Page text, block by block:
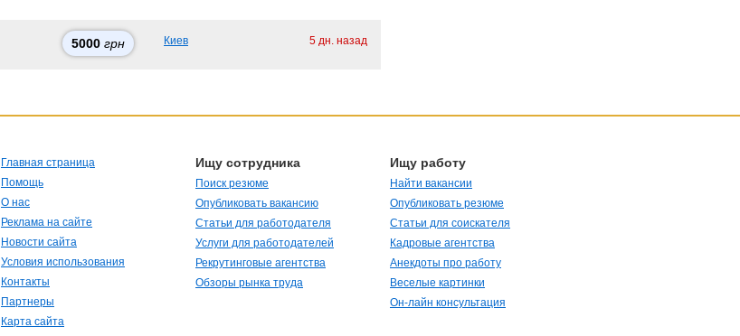
5000 грн Киев 5 дн. назад
Главная страница
Помощь
О нас
Реклама на сайте
Новости сайта
Условия использования
Контакты
Партнеры
Карта сайта
Ищу сотрудника
Поиск резюме
Опубликовать вакансию
Статьи для работодателя
Услуги для работодателей
Рекрутинговые агентства
Обзоры рынка труда
Ищу работу
Найти вакансии
Опубликовать резюме
Статьи для соискателя
Кадровые агентства
Анекдоты про работу
Веселые картинки
Он-лайн консультация